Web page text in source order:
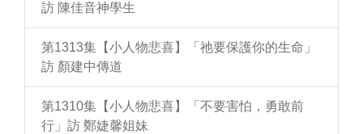
訪 陳佳音神學生
第1313集【小人物悲喜】「祂要保護你的生命」
訪 顏建中傳道
第1310集【小人物悲喜】「不要害怕，勇敢前
行」訪 鄭婕馨姐妹